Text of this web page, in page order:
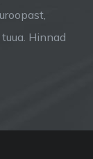
Hinnad